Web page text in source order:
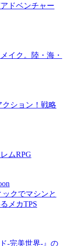
ドベンチャー
イク。陸・海・
ション！戦略
ムRPG
ックでマシンと
メカTPS
-完美世界-』の